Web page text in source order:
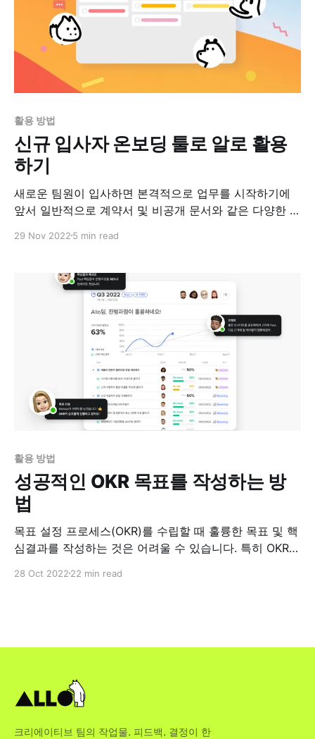
활용 방법
신규 입사자 온보딩 툴로 알로 활용
하기
새로운 팀원이 입사하면 본격적으로 업무를 시작하기에
앞서 일반적으로 계약서 및 비공개 문서와 같은 다양한 문
면, 그들은 회사 문화에 적응하는 시간과 담당 업무와 프
다. 대기업의 경우 인사팀에서 신규 입사자의 온보딩을 담
당하지만, 소규모 기업이나 스타트업의 경우 온보딩을 위
29 Nov 2022 5 min read
활용 방법
성공적인 OKR 목표를 작성하는 방
법
목표 설정 프로세스(OKR)를 수립할 때 훌륭한 목표 및 핵
심결과를 작성하는 것은 어려울 수 있습니다. 특히 OKR을
그렇습니다. 그러나 다행히도 OKR을 할 때 성공을 위한
28 Oct 2022 22 min read
크리에이티브 팀의 작업물, 피드백, 결정이 한